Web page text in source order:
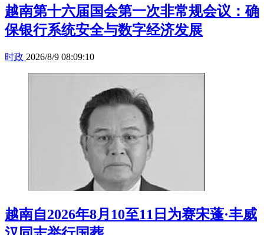
越南第十六届国会第一次非常规会议：确
保银行系统安全与数字经济发展
时政 2026/8/9 08:09:10
越南自2026年8月10至11日为赛宋蓬·丰威